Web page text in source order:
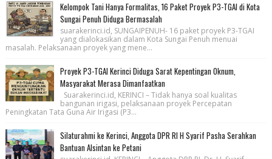
Kelompok Tani Hanya Formalitas, 16 Paket Proyek P3-TGAI di Kota
Sungai Penuh Diduga Bermasalah
suarakerinci.id, SUNGAIPENUH- 16 paket proyek P3-TGAI
yang dialokasikan dalam Kota Sungai Penuh menuai
masalah. Pelaksanaan proyek yang mene...
Proyek P3-TGAI Kerinci Diduga Sarat Kepentingan Oknum,
Masyarakat Merasa Dimanfaatkan
Suarakerinci.id, KERINCI – Tidak hanya soal kualitas
bangunan irigasi, pelaksanaan proyek Percepatan
Peningkatan Tata Guna Air Irigasi (P3...
Silaturahmi ke Kerinci, Anggota DPR RI H Syarif Pasha Serahkan
Bantuan Alsintan ke Petani